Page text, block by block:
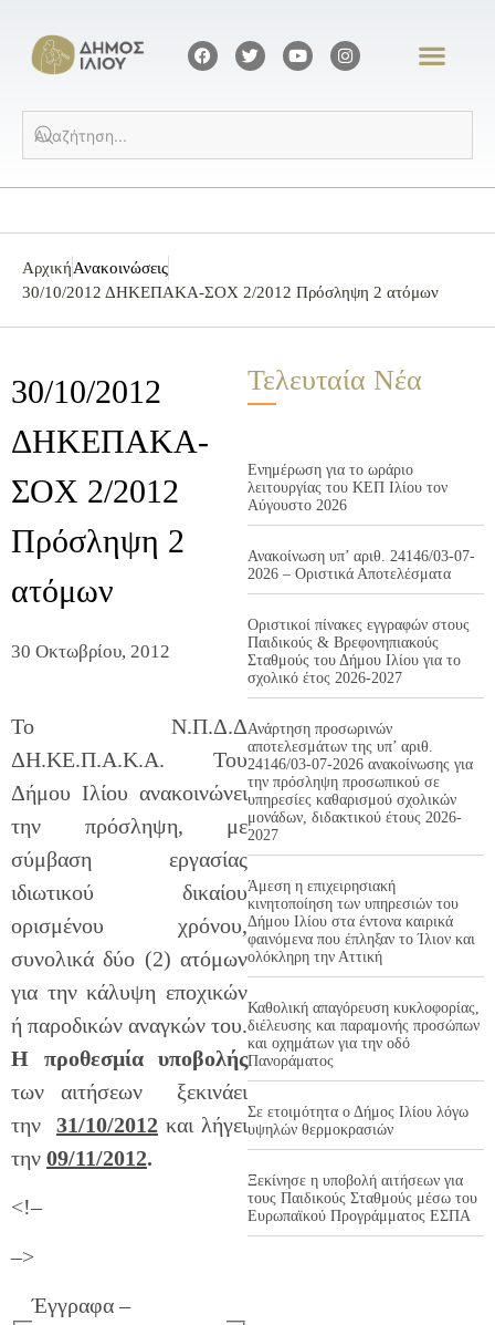
ΑρχικήΑνακοινώσεις
30/10/2012 ΔΗΚΕΠΑΚΑ-ΣΟΧ 2/2012 Πρόσληψη 2 ατόμων
30/10/2012
ΔΗΚΕΠΑΚΑ-
ΣΟΧ 2/2012
Πρόσληψη 2
ατόμων
30 Οκτωβρίου, 2012
To N.Π.Δ.Δ
ΔΗ.ΚΕ.Π.Α.Κ.Α. Του
Δήμου Ιλίου ανακοινώνει
την πρόσληψη, με
σύμβαση εργασίας
ιδιωτικού δικαίου
ορισμένου χρόνου,
συνολικά δύο (2) ατόμων
για την κάλυψη εποχικών
ή παροδικών αναγκών του.
Η προθεσμία υποβολής
των αιτήσεων ξεκινάει
την 31/10/2012 και λήγει
την 09/11/2012.
<!–
–>
Έγγραφα –
Τελευταία Νέα
Ενημέρωση για το ωράριο
λειτουργίας του ΚΕΠ Ιλίου τον
Αύγουστο 2026
Ανακοίνωση υπ’ αριθ. 24146/03-07-
2026 – Οριστικά Αποτελέσματα
Οριστικοί πίνακες εγγραφών στους
Παιδικούς & Βρεφονηπιακούς
Σταθμούς του Δήμου Ιλίου για το
σχολικό έτος 2026-2027
Ανάρτηση προσωρινών
αποτελεσμάτων της υπ’ αριθ.
24146/03-07-2026 ανακοίνωσης για
την πρόσληψη προσωπικού σε
υπηρεσίες καθαρισμού σχολικών
μονάδων, διδακτικού έτους 2026-
2027
Άμεση η επιχειρησιακή
κινητοποίηση των υπηρεσιών του
Δήμου Ιλίου στα έντονα καιρικά
φαινόμενα που έπληξαν το Ίλιον και
ολόκληρη την Αττική
Καθολική απαγόρευση κυκλοφορίας,
διέλευσης και παραμονής προσώπων
και οχημάτων για την οδό
Πανοράματος
Σε ετοιμότητα ο Δήμος Ιλίου λόγω
υψηλών θερμοκρασιών
Ξεκίνησε η υποβολή αιτήσεων για
τους Παιδικούς Σταθμούς μέσω του
Ευρωπαϊκού Προγράμματος ΕΣΠΑ